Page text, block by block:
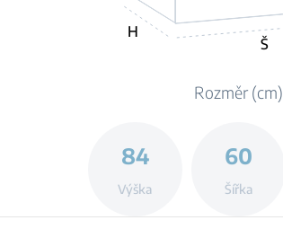
H
Š
Rozměr (cm)
84
Výška
60
Šířka